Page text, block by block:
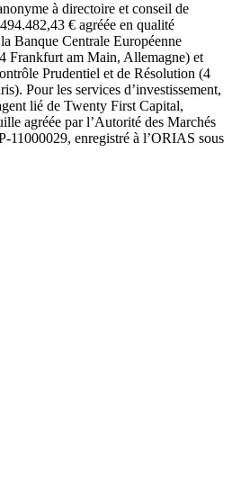
à directoire et conseil de
€ agréée en qualité
Banque Centrale Européenne
Frankfurt am Main, Allemagne) et
Prudentiel et de Résolution (4
Pour les services d’investissement,
lié de Twenty First Capital,
agréée par l’Autorité des Marchés
11000029, enregistré à l’ORIAS sous